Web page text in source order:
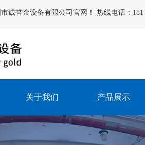
诚誉金设备有限公司官网！ 热线电话：
关于我们 产品展示